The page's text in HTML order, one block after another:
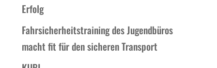
Erfolg
Fahrsicherheitstraining des Jugendbüros
macht fit für den sicheren Transport